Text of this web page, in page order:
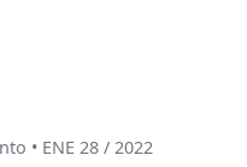
• ENE 28 / 2022